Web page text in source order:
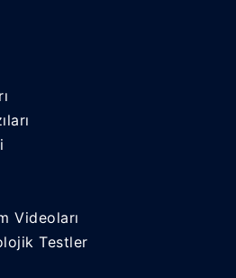
Videoları
Testler